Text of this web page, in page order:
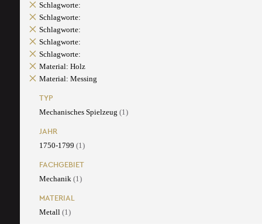
Schlagworte:
Schlagworte:
Schlagworte:
Schlagworte:
Schlagworte:
Material: Holz
Material: Messing
TYP
Mechanisches Spielzeug (1)
JAHR
1750-1799 (1)
FACHGEBIET
Mechanik (1)
MATERIAL
Metall (1)